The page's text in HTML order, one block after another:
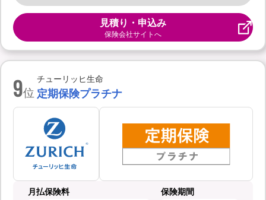
見積り・申込み
保険会社サイトへ
9位
チューリッヒ生命
定期保険プラチナ
月払保険料 保険期間